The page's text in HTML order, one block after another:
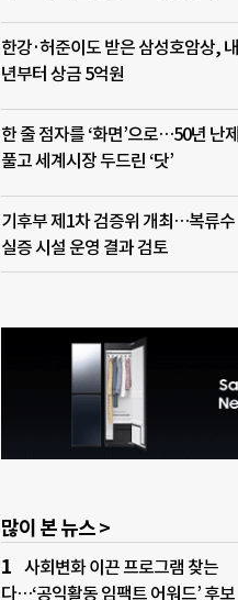
한강·허준이도 받은 삼성호암상, 내
년부터 상금 5억원
한 줄 점자를 ‘화면’으로…50년 난제
풀고 세계시장 두드린 ‘닷’
기후부 제1차 검증위 개최…복류수
실증 시설 운영 결과 검토
많이 본 뉴스 >
사회변화 이끈 프로그램 찾는
다…‘공익활동 임팩트 어워드’ 후보